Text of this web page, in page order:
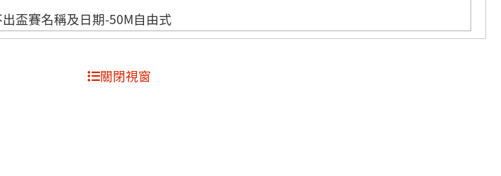
盃賽名稱及日期-50M自由式
關閉視窗